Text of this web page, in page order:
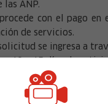
ANP.
con el pago en
de servicios.
se ingresa a
10 a 15 días de
y los formatos